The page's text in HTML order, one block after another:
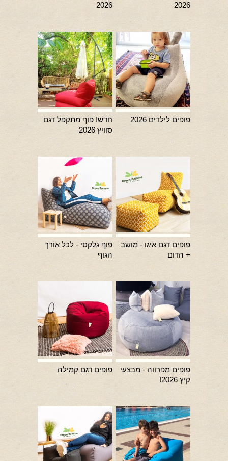
2026
2026
פופים לילדים 2026
חדש! פוף מתקפל דגם
סוויץ 2026
פופים דגם איגו - מושב
+ הדום
פוף גלקסי - לכל אורך
הגוף
פופים מפרווה - מבצעי
קיץ 2026!
פופים דגם קמילה